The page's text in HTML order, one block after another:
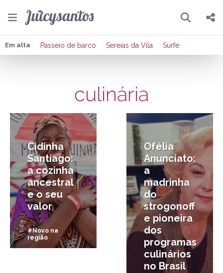
Pesquisar
Compartilhar
Publicar no Facebook
Publicar no X
Em alta Passeio de barco Sereias da Vila Surfe
culinária
Cidinha
Santiago:
a cozinha
ancestral
e o seu
valor
#Novo na
região
Ofélia
Anunciato:
a
madrinha
do
strogonoff
e pioneira
dos
programas
culinários
no Brasil